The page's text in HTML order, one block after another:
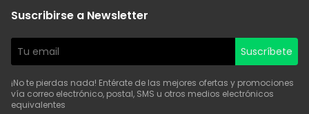
Suscribirse a Newsletter
Suscríbete
¡No te pierdas nada! Entérate de las mejores ofertas y promociones
vía correo electrónico, postal, SMS u otros medios electrónicos
equivalentes